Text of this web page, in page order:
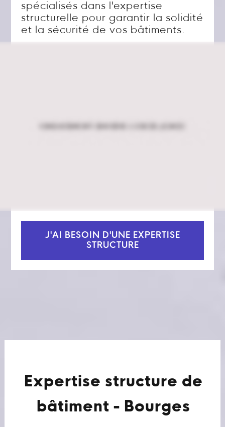
spécialisés dans l'expertise
structurelle pour garantir la solidité
et la sécurité de vos bâtiments.
J'AI BESOIN D'UNE EXPERTISE
STRUCTURE
Expertise structure de
bâtiment - Bourges